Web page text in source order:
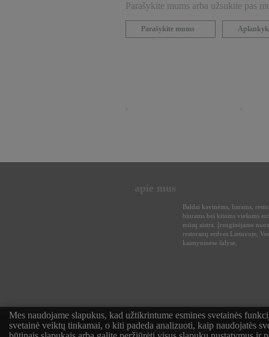
Parašykite mums arba užsukite pas
Parašykite mums
Baldai kavinėms, barams,
biurams bei kitoms viešoms
mūsų aistra. Įrenginėjame
restoranų erdves Lietuvoje,
kaimyninėse šalyse.
© 2019 BRAVOPROJEKT.eu
Mes naudojame slapukus, kad užtikrintume esmines svetainės
svetainė veiktų tinkamai, o kiti padeda analizuoti, kaip naudojatės